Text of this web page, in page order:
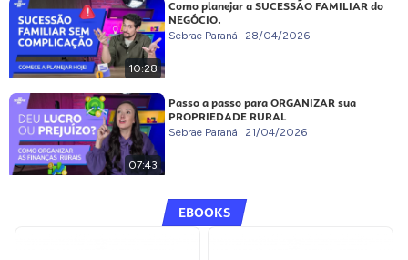
10:28
Como planejar a SUCESSÃO FAMILIAR do
NEGÓCIO.
Sebrae Paraná 28/04/2026
07:43
Passo a passo para ORGANIZAR sua
PROPRIEDADE RURAL
Sebrae Paraná 21/04/2026
EBOOKS